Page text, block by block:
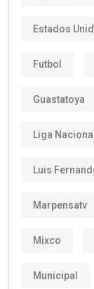
Estados
Futbol
Guastatoya
Liga
Luis
Marpensatv
Mixco
Municipal